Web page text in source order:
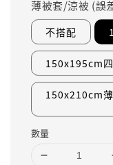
薄被套/涼被 (誤
不搭配
150x195cm
150x210cm
數量